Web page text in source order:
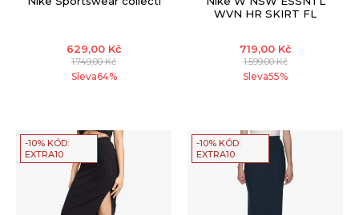
629,00 Kč
1.749,00Kč
Sleva64%
WVN HR SKIRT FL
719,00 Kč
1.599,00Kč
Sleva55%
-10% KÓD:
EXTRA10
-10% KÓD:
EXTRA10